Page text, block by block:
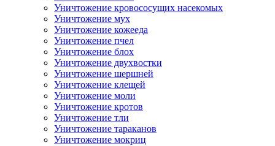
Уничтожение кровососущих насекомых
Уничтожение мух
Уничтожение кожееда
Уничтожение пчел
Уничтожение блох
Уничтожение двухвостки
Уничтожение шершней
Уничтожение клещей
Уничтожение моли
Уничтожение кротов
Уничтожение тли
Уничтожение тараканов
Уничтожение мокриц